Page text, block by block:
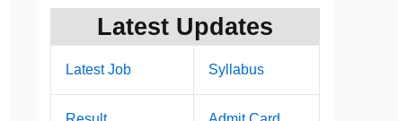
Latest Updates
Latest Job Syllabus